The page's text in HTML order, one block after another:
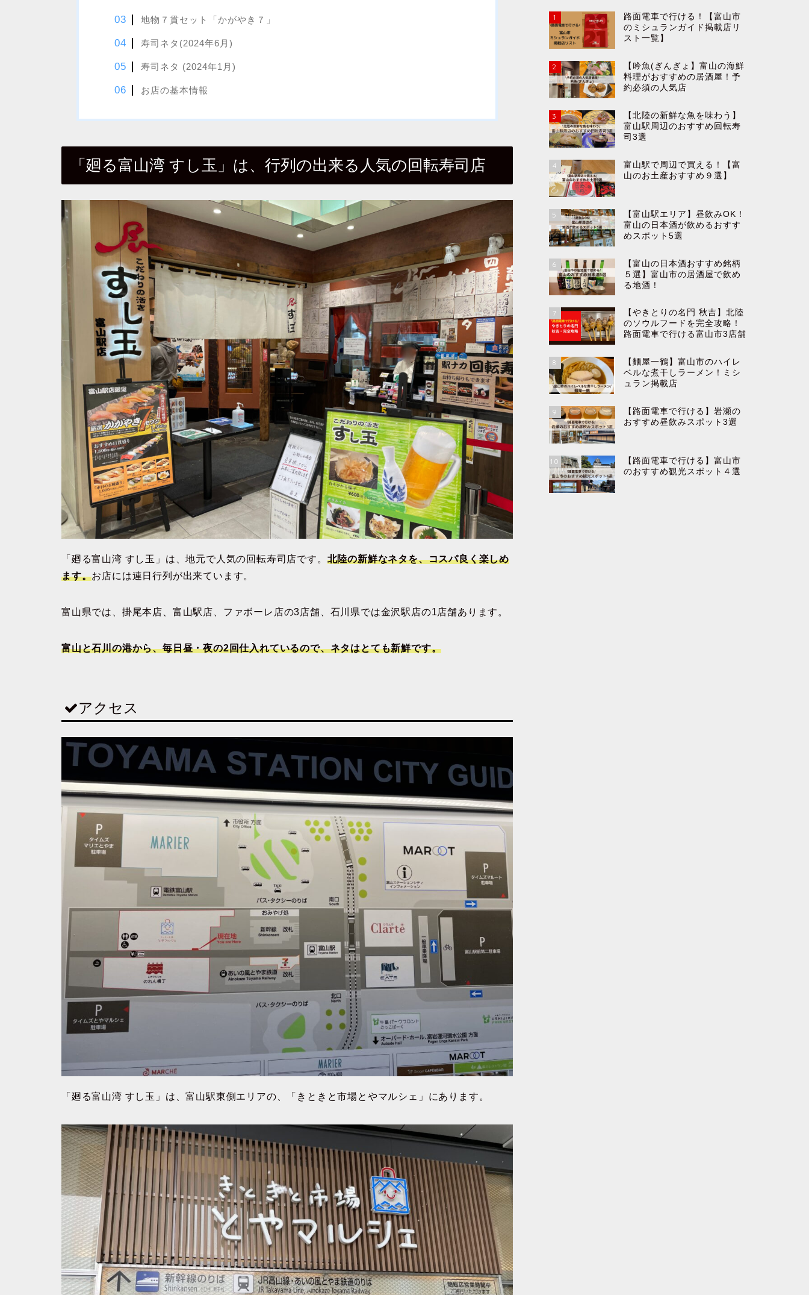
地物７貫セット「かがやき７」
寿司ネタ(2024年6月)
寿司ネタ (2024年1月)
お店の基本情報
「廻る富山湾 すし玉」は、行列の出来る人気の回転寿司店
「廻る富山湾 すし玉」は、地元で人気の回転寿司店です。 北陸の新鮮なネタを、コスパ良く楽しめ
ます。お店には連日行列が出来ています。
富山県では、掛尾本店、富山駅店、ファボーレ店の3店舗、石川県では金沢駅店の1店舗あります。
富山と石川の港から、毎日昼・夜の2回仕入れているので、ネタはとても新鮮です。
アクセス
「廻る富山湾 すし玉」は、富山駅東側エリアの、「きときと市場とやマルシェ」にあります。
1
路面電車で行ける！【富山市
のミシュランガイド掲載店リ
スト一覧】
2
【吟魚(ぎんぎょ】富山の海鮮
料理がおすすめの居酒屋！予
約必須の人気店
3
【北陸の新鮮な魚を味わう】
富山駅周辺のおすすめ回転寿
司3選
4
富山駅で周辺で買える！【富
山のお土産おすすめ９選】
5
【富山駅エリア】昼飲みOK！
富山の日本酒が飲めるおすす
めスポット5選
6
【富山の日本酒おすすめ銘柄
５選】富山市の居酒屋で飲め
る地酒！
7
【やきとりの名門 秋吉】北陸
のソウルフードを完全攻略！
路面電車で行ける富山市3店舗
8
【麵屋一鶴】富山市のハイレ
ベルな煮干しラーメン！ミシ
ュラン掲載店
9
【路面電車で行ける】岩瀬の
おすすめ昼飲みスポット3選
10
【路面電車で行ける】富山市
のおすすめ観光スポット４選